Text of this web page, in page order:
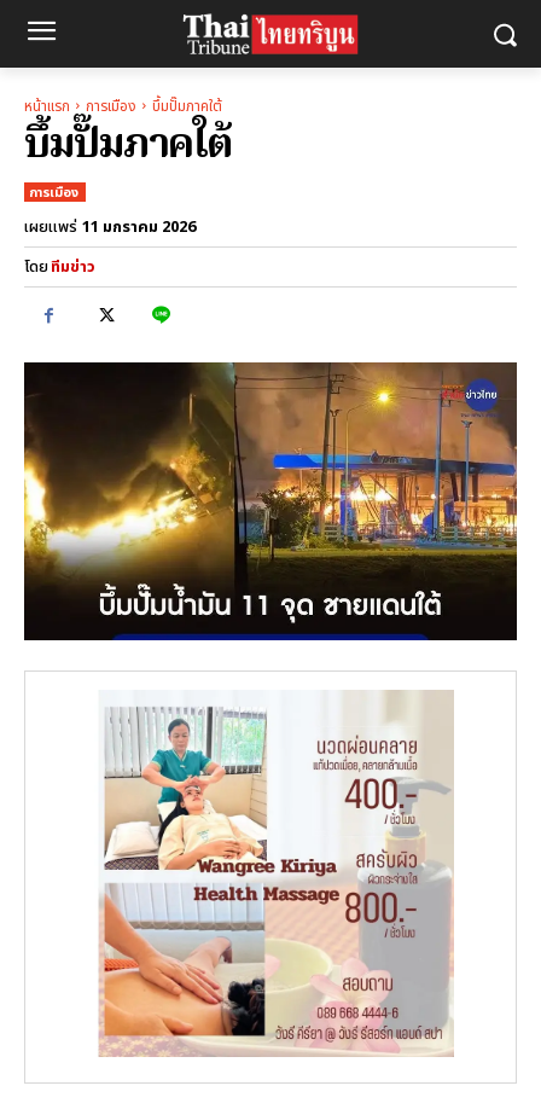
หน้าแรก การเมือง บึ้มปั๊มภาคใต้
บึ้มปั๊มภาคใต้
การเมือง
เผยแพร่ 11 มกราคม 2026
โดยทีมข่าว